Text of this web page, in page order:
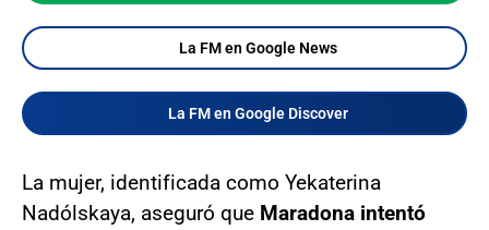
La FM en Google News
La FM en Google Discover
La mujer, identificada como Yekaterina
Nadólskaya, aseguró que Maradona intentó